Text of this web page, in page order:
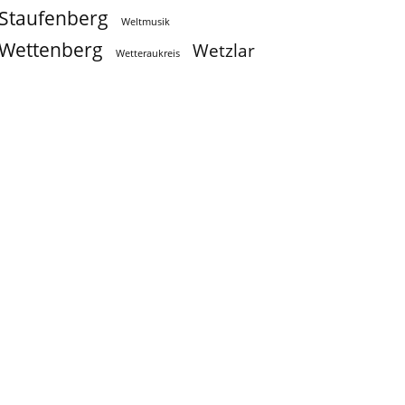
Weltmusik
Wetteraukreis Wetzlar